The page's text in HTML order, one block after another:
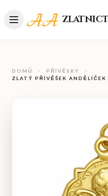
DOMŮ > PŘÍVĚSKY
>
ZLATÝ PŘÍVĚŠEK